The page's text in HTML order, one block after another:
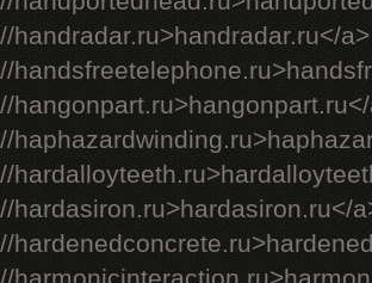
handradar.ru>handradar.ru</
hardasiron.ru>hardasiron.ru</